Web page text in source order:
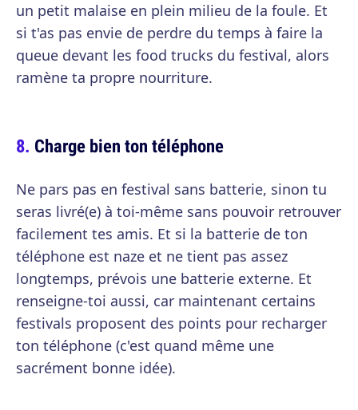
un petit malaise en plein milieu de la foule. Et
si t'as pas envie de perdre du temps à faire la
queue devant les food trucks du festival, alors
ramène ta propre nourriture.
Charge bien ton téléphone
Ne pars pas en festival sans batterie, sinon tu
seras livré(e) à toi-même sans pouvoir retrouver
facilement tes amis. Et si la batterie de ton
téléphone est naze et ne tient pas assez
longtemps, prévois une batterie externe. Et
renseigne-toi aussi, car maintenant certains
festivals proposent des points pour recharger
ton téléphone (c'est quand même une
sacrément bonne idée).